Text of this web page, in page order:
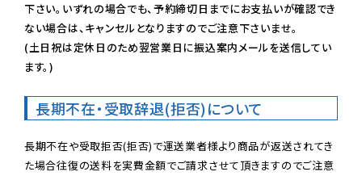
下さい。いずれの場合でも、予約締切日までにお支払いが確認でき
ない場合は、キャンセルとなりますのでご注意下さいませ。
(土日祝は定休日のため翌営業日に振込案内メールを送信してい
ます。)
長期不在・受取辞退(拒否)について
長期不在や受取拒否(拒否)で運送業者様より商品が返送されてき
た場合往復の送料を実費金額でご請求させて頂きますのでご注意